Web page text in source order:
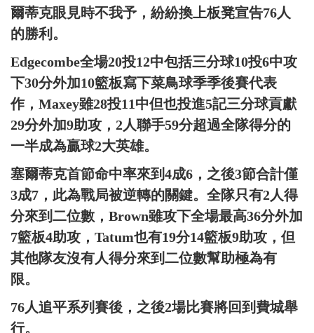
爾蒂克眼見時不我予，紛紛換上板凳宣告76人
的勝利。
Edgecombe全場20投12中包括三分球10投6中攻
下30分外加10籃板寫下菜鳥球季季後賽代表
作，Maxey雖28投11中但也投進5記三分球貢獻
29分外加9助攻，2人聯手59分超過全隊得分的
一半成為贏球2大英雄。
塞爾蒂克首節命中率來到4成6，之後3節合計僅
3成7，此為戰局被逆轉的關鍵。全隊只有2人得
分來到二位數，Brown雖攻下全場最高36分外加
7籃板4助攻，Tatum也有19分14籃板9助攻，但
其他隊友沒有人得分來到二位數幫助極為有
限。
76人追平系列賽後，之後2場比賽將回到費城舉
行。